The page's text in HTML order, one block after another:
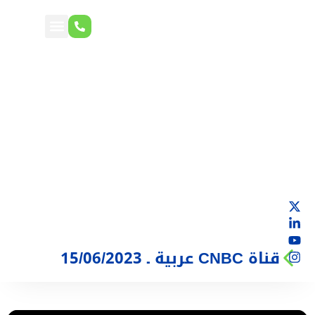
قناة CNBC عربية ـ 15/06/2023